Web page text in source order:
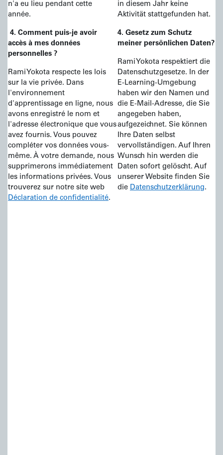
n'a eu lieu pendant cette
année.
4. Comment puis-je avoir
accès à mes données
personnelles ?
Rami Yokota respecte les lois
sur la vie privée. Dans
l'environnement
d'apprentissage en ligne, nous
avons enregistré le nom et
l'adresse électronique que vous
avez fournis. Vous pouvez
compléter vos données vous-
même. À votre demande, nous
supprimerons immédiatement
les informations privées. Vous
trouverez sur notre site web
Déclaration de confidentialité.
in diesem Jahr keine
Aktivität stattgefunden hat.
4. Gesetz zum Schutz
meiner persönlichen Daten?
Rami Yokota respektiert die
Datenschutzgesetze. In der
E-Learning-Umgebung
haben wir den Namen und
die E-Mail-Adresse, die Sie
angegeben haben,
aufgezeichnet. Sie können
Ihre Daten selbst
vervollständigen. Auf Ihren
Wunsch hin werden die
Daten sofort gelöscht. Auf
unserer Website finden Sie
die Datenschutzerklärung.